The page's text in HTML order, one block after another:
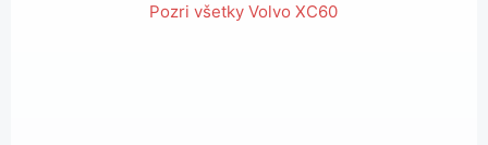
Pozri všetky Volvo XC60